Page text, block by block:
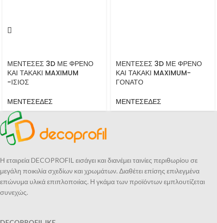
ΜΕΝΤΕΣΕΣ 3D ΜΕ ΦΡΕΝΟ
ΚΑΙ ΤΑΚΑΚΙ MAXIMUM
-ΙΣΙΟΣ
ΜΕΝΤΕΣΕΔΕΣ
ΜΕΝΤΕΣΕΣ 3D ΜΕ ΦΡΕΝΟ
ΚΑΙ ΤΑΚΑΚΙ MAXIMUM-
ΓΟΝΑΤΟ
ΜΕΝΤΕΣΕΔΕΣ
Η εταιρεία DECOPROFIL εισάγει και διανέμει ταινίες περιθωρίου σε
μεγάλη ποικιλία σχεδίων και χρωμάτων. Διαθέτει επίσης επιλεγμένα
επώνυμα υλικά επιπλοποιίας. Η γκάμα των προϊόντων εμπλουτίζεται
συνεχώς.